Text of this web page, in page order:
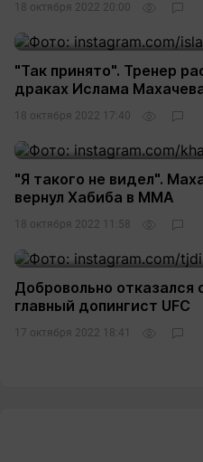
18 октября 2022 20:00
"Так принято". Тренер
драках Ислама
18 октября 2022 17:40
"Я такого не видел".
вернул Хабиба в ММА
18 октября 2022 11:58
Добровольно отказался
главный допингист UFC
17 октября 2022 18:41